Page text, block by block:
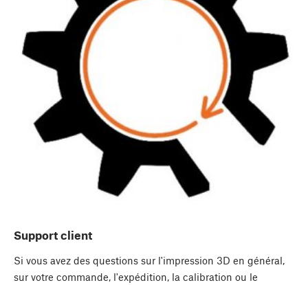
Support client
Si vous avez des questions sur l'impression 3D en général,
sur votre commande, l'expédition, la calibration ou le